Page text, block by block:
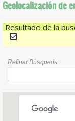
Geolocalización de
Resultado de la
(-)
Refinar Búsqueda